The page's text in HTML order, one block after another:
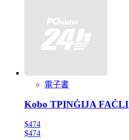
電子書
Kobo TPINĠIJA FAĊLI
$474
$474